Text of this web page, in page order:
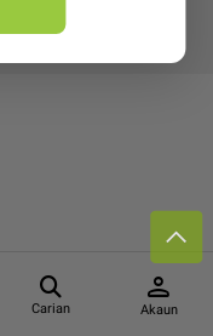
Carian
person
Akaun
Group Berhad